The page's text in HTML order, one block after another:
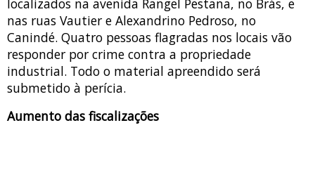
localizados na avenida Rangel Pestana, no Brás, e
nas ruas Vautier e Alexandrino Pedroso, no
Canindé. Quatro pessoas flagradas nos locais vão
responder por crime contra a propriedade
industrial. Todo o material apreendido será
submetido à perícia.
Aumento das fiscalizações